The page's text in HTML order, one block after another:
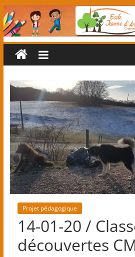
Passer
au
contenu
Ecole
primaire
Jeanne
d'Arc
(classes
etProjet pédagogique
14-01-20 /
découvertes